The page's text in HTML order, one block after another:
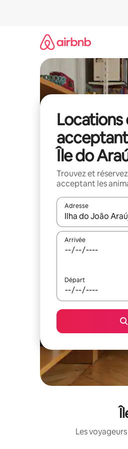
Locations
Île do
Trouvez et
acceptant les
Adresse
Lorsque les
Arrivée
Départ
Les